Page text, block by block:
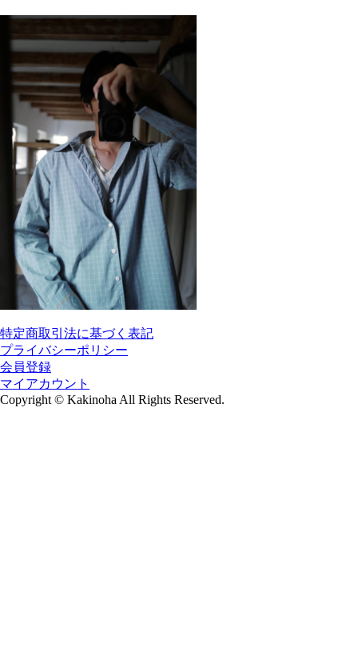
特定商取引法に基づく表記
プライバシーポリシー
会員登録
マイアカウント
Copyright © Kakinoha All Rights Reserved.